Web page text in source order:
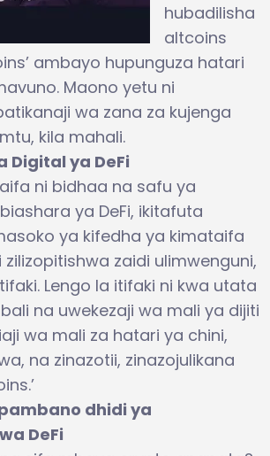
hubadilisha
altcoins
ambayo hupunguza hatari
Maono yetu ni
wa zana za kujenga
kila mahali.
Digital ya DeFi
ni bidhaa na safu ya
ya DeFi, ikitafuta
ya kifedha ya kimataifa
zaidi ulimwenguni,
Lengo la itifaki ni kwa utata
na uwekezaji wa mali ya dijiti
wa mali za hatari ya chini,
na zinazotii, zinazojulikana
dhidi ya
DeFi